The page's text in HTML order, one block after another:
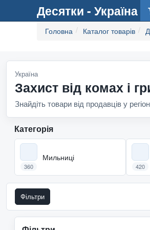
Десятки - Україна
Головна
Каталог товарів
Україна
Захист від комах і
Знайдіть товари від продавців у
Категорія
Мильниці
360 420
Фільтри